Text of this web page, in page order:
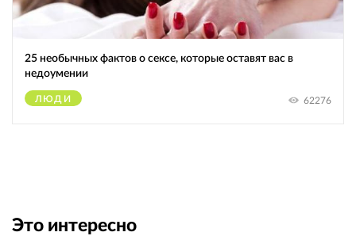
25 необычных фактов о сексе, которые оставят вас в
недоумении
ЛЮДИ 62276
Это интересно